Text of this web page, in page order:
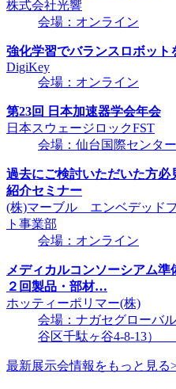
株式会社光響
会場：オンライン
強化学習でバランスロボット
DigiKey
会場：オンライン
第23回 日本加速器学会年会
日本スウェージロックFST
会場：仙台国際センタ
過去にご検討いただいた方
紹介セミナー
(株)マーブル エンベデッド
ト事業部
会場：オンライン
メディカルコンソーシアム
２回製品・部材…
ホッティーポリマー(株)
会場：ナガセグローバ
谷区千駄ヶ谷4-8-13
最新展示会情報をもっと見る